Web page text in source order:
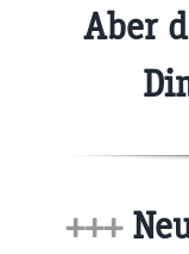
Aber
+++